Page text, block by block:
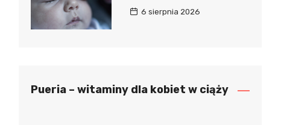
6 sierpnia 2026
Pueria – witaminy dla kobiet w ciąży